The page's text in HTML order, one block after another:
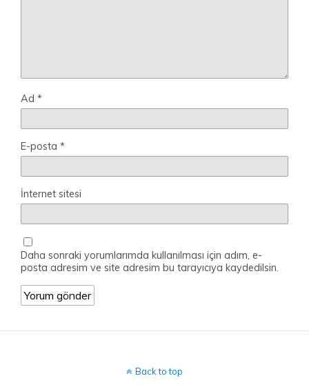
Ad *
E-posta *
İnternet sitesi
Daha sonraki yorumlarımda kullanılması için adım, e-
posta adresim ve site adresim bu tarayıcıya kaydedilsin.
Back to top